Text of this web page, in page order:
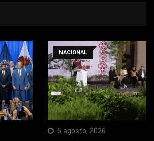
NACIONAL
5 agosto, 2026